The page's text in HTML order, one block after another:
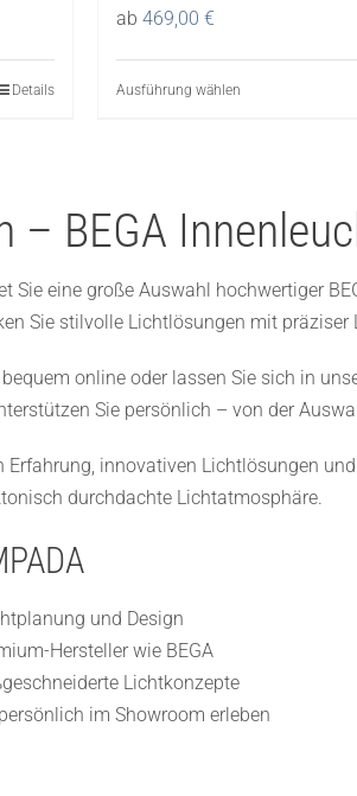
Details
ab 469,00 €
Ausführung wählenDieses
Varianten
auf.
Die
Optionen
auf
der
gewählt
werden
– BEGA
Sie eine große Auswahl hochwertiger
Sie stilvolle Lichtlösungen mit
online oder lassen Sie sich in
Sie persönlich – von der
Erfahrung, innovativen Lichtlösungen
durchdachte Lichtatmosphäre.
und Design
Hersteller wie BEGA
Lichtkonzepte
im Showroom erleben